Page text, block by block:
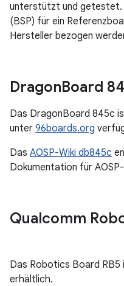
unterstützt und getestet.
(BSP) für ein
Hersteller bezogen
DragonBoard
Das DragonBoard 845c
unter 96boards.org
Das AOSP-Wiki db845c
Dokumentation für
Qualcomm
Das Robotics Board RB5
erhältlich.